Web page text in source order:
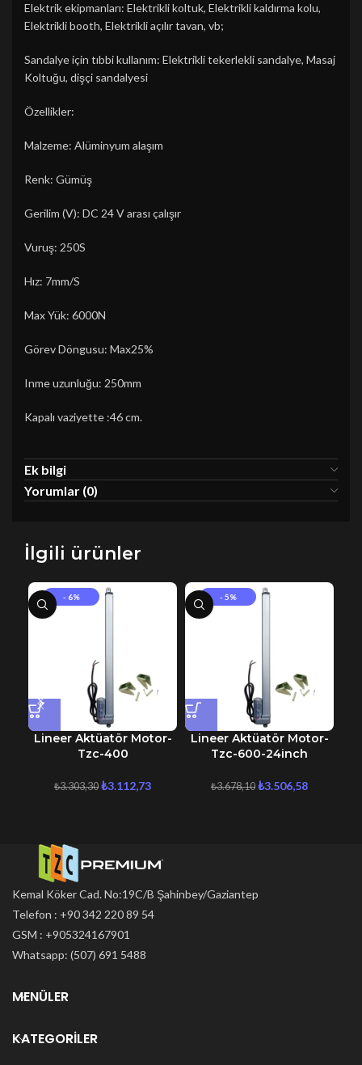
Elektrik ekipmanları: Elektrikli koltuk, Elektrikli kaldırma kolu,
Elektrikli booth, Elektrikli açılır tavan, vb;
Sandalye için tıbbi kullanım: Elektrikli tekerlekli sandalye, Masaj
Koltuğu, dişçi sandalyesi
Özellikler:
Malzeme: Alüminyum alaşım
Renk: Gümüş
Gerilim (V): DC 24 V arası çalışır
Vuruş: 250S
Hız: 7mm/S
Max Yük: 6000N
Görev Döngusu: Max25%
Inme uzunluğu: 250mm
Kapalı vaziyette :46 cm.
Ek bilgi
Yorumlar (0)
İlgili ürünler
- 6%
Lineer Aktüatör Motor-
Tzc-400
₺3.303,30 ₺3.112,73
- 5%
Lineer Aktüatör Motor-
Tzc-600-24inch
₺3.678,10 ₺3.506,58
Kemal Köker Cad. No:19C/B Şahinbey/Gaziantep
Telefon : +90 342 220 89 54
GSM : +905324167901
Whatsapp: (507) 691 5488
MENÜLER
KATEGORILER